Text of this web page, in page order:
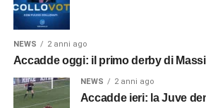
NEWS 2 anni ago
Accadde oggi: il primo derby di
NEWS 2 anni ago
Accadde ieri: la Juve